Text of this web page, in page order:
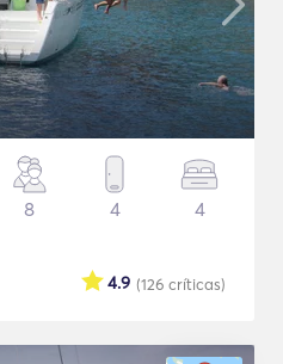
8 4 4
(126 críticas)
4.9